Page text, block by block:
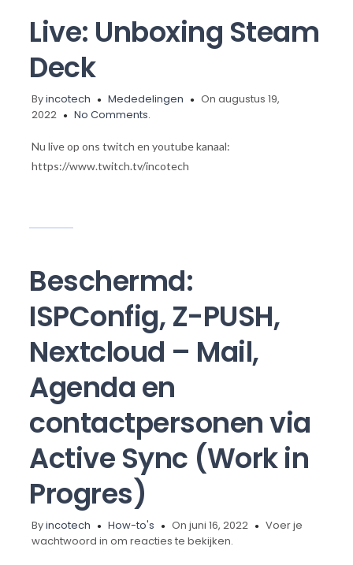
Live: Unboxing Steam
Deck
Byincotech Mededelingen
On augustus 19,
2022
No Comments.
Nu live op ons twitch en youtube kanaal:
https://www.twitch.tv/incotech
Beschermd:
ISPConfig, Z-PUSH,
Nextcloud – Mail,
Agenda en
contactpersonen via
Active Sync (Work in
Progres)
Byincotech How-to's On juni 16, 2022
Voer je
wachtwoord in om reacties te bekijken.